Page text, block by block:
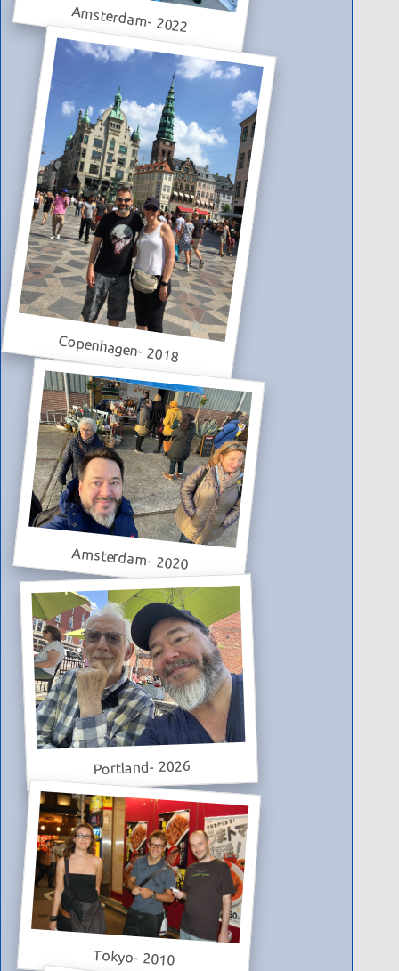
Amsterdam- 2022
Copenhagen- 2018
Amsterdam- 2020
Portland- 2026
Tokyo- 2010